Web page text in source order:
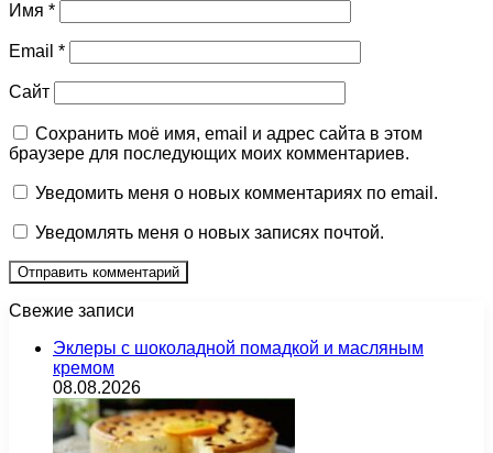
Имя *
Email *
Сайт
Сохранить моё имя, email и адрес сайта в этом
браузере для последующих моих комментариев.
Уведомить меня о новых комментариях по email.
Уведомлять меня о новых записях почтой.
Свежие записи
Эклеры с шоколадной помадкой и масляным
кремом
08.08.2026